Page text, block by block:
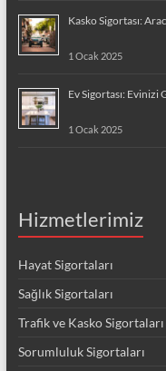
Kasko Sigortası:
1 Ocak 2025
Ev Sigortası: Evinizi
1 Ocak 2025
Hizmetlerimiz
Hayat Sigortaları
Sağlık Sigortaları
Trafik ve Kasko Sigortaları
Sorumluluk Sigortaları